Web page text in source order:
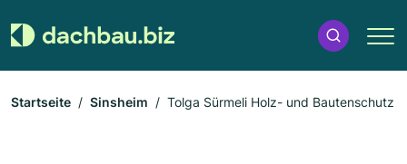
Startseite Sinsheim Tolga Sürmeli Holz- und Bautenschutz